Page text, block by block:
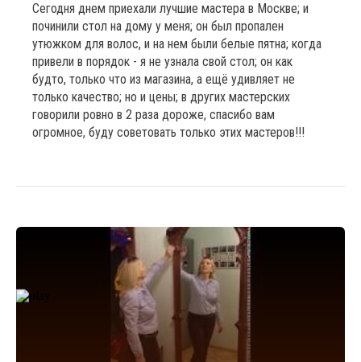
Сегодня днем приехали лучшие мастера в Москве; и
починили стол на дому у меня; он был пропален
утюжком для волос, и на нем были белые пятна; когда
привели в порядок - я не узнала свой стол; он как
будто, только что из магазина, а ещё удивляет не
только качество; но и цены; в других мастерских
говорили ровно в 2 раза дороже, спасибо вам
огромное, буду советовать только этих мастеров!!!